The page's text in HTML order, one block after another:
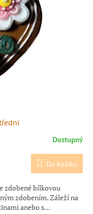
Dostupný
Do košíku
zdobené bílkovou
zdobením. Záleží na
anebo s...